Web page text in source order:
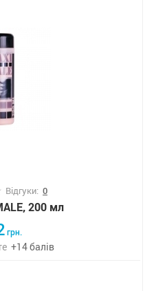
Відгуки: 0
200 мл
грн.
+14балів